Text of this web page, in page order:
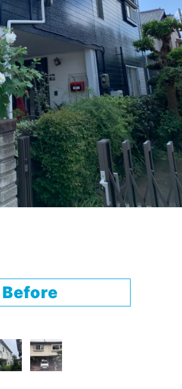
Before